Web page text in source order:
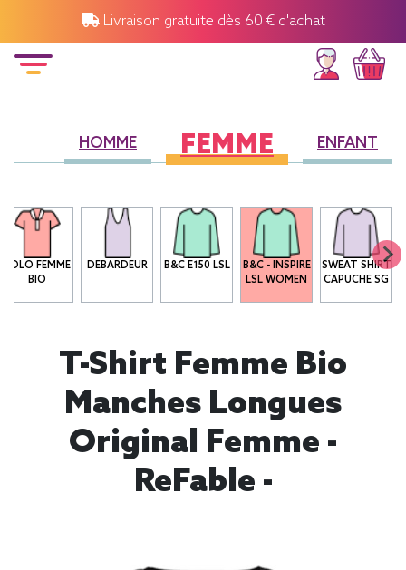
Livraison gratuite dès 60 € d'achat
HOMME FEMME ENFANT
POLO FEMME
BIO
DEBARDEUR B&C E150 LSL
B&C - INSPIRE
LSL WOMEN
SWEAT SHIRT
CAPUCHE SG
T-Shirt Femme Bio
Manches Longues
Original Femme -
ReFable -